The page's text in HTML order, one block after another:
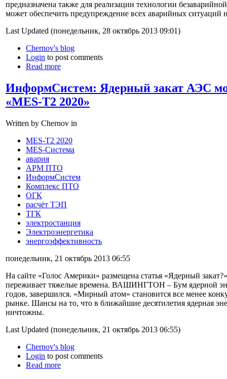
предназначена также для реализации технологии
может обеспечить предупреждение всех аварийных
Last Updated (понедельник, 28 октябрь 2013 09:01)
Chernov's blog
Login to post comments
Read more
ИнформСистем: Ядерный закат АЭС
«MES-T2 2020»
Written by Chernov in
MES-T2 2020
MES-Система
авария
АРМ ПТО
ИнформСистем
Комплекс ПТО
ОГК
расчёт ТЭП
ТГК
электростанция
Электроэнергетика
энергоэффективность
понедельник, 21 октябрь 2013 06:55
На сайте «Голос Америки» размещена статья «Ядерный
переживает тяжелые времена. ВАШИНГТОН – Бум ядерной
годов, завершился. «Мирный атом» становится все менее
рынке. Шансы на то, что в ближайшие десятилетия ядерная
ничтожны.
Last Updated (понедельник, 21 октябрь 2013 06:55)
Chernov's blog
Login to post comments
Read more